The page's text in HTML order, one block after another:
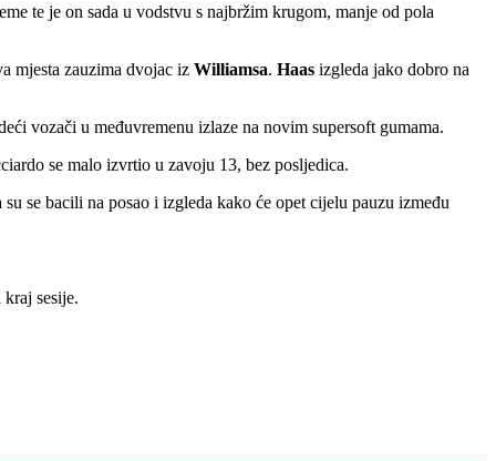
te je on sada u vodstvu s najbržim krugom, manje od pola
mjesta zauzima dvojac iz Williamsa. Haas izgleda jako dobro na
vozači u međuvremenu izlaze na novim supersoft gumama.
se malo izvrtio u zavoju 13, bez posljedica.
se bacili na posao i izgleda kako će opet cijelu pauzu između
sesije.